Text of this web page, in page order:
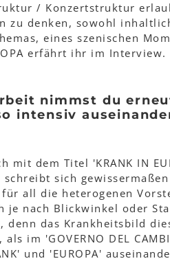
/ Konzertstruktur
zu denken, sowohl
eines szenischen
erfährt ihr im Interview.
nimmst du
intensiv
mit dem Titel 'KRANK IN
sich gewissermaßen
für all die heterogenen
je nach Blickwinkel oder
das Krankheitsbild
im 'GOVERNO DEL
und 'EUROPA'